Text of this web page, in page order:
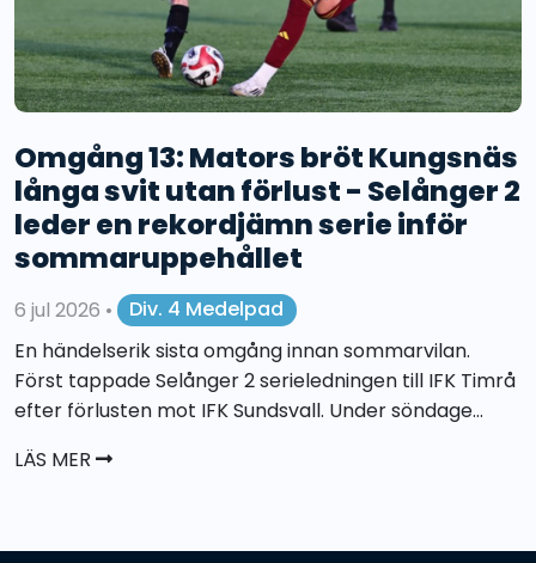
Omgång 13: Mators bröt Kungsnäs
långa svit utan förlust - Selånger 2
leder en rekordjämn serie inför
sommaruppehållet
6 jul 2026 •
Div. 4 Medelpad
En händelserik sista omgång innan sommarvilan.
Först tappade Selånger 2 serieledningen till IFK Timrå
efter förlusten mot IFK Sundsvall. Under söndage...
LÄS MER